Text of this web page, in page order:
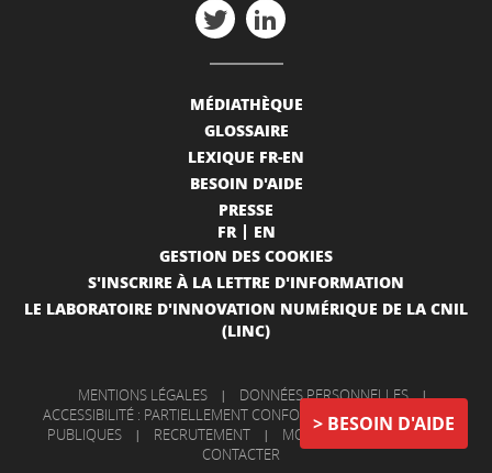
BESOIN D'AIDE
MÉDIATHÈQUE
GLOSSAIRE
LEXIQUE FR-EN
BESOIN D'AIDE
PRESSE
FR
EN
GESTION DES COOKIES
S'INSCRIRE À LA LETTRE D'INFORMATION
LE LABORATOIRE D'INNOVATION NUMÉRIQUE DE LA CNIL
(LINC)
MENTIONS LÉGALES | DONNÉES PERSONNELLES |
ACCESSIBILITÉ : PARTIELLEMENT CONFORME
|
INFORMATIONS
PUBLIQUES
| RECRUTEMENT | MON COMPTE |
NOUS
CONTACTER